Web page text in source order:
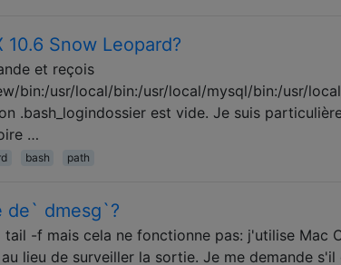
Snow Leopard?
et reçois
bin:/usr/local/bin:/usr/local/mysql/bin:/usr/
.bash_logindossier est vide. Je suis
…
bash path
de` dmesg`?
-f mais cela ne fonctionne pas: j'utilise Mac
lieu de surveiller la sortie. Je me demande s'il